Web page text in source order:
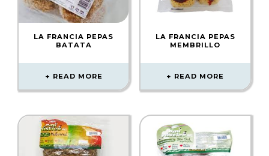
LA FRANCIA PEPAS
BATATA
READ MORE
LA FRANCIA PEPAS
MEMBRILLO
READ MORE